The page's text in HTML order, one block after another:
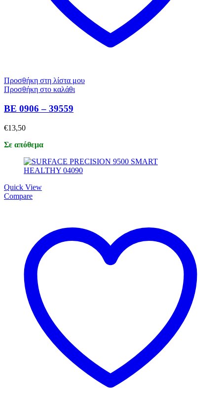
Προσθήκη στη λίστα μου
Προσθήκη στο καλάθι
BE 0906 – 39559
€13,50
Σε απόθεμα
Quick View
Compare